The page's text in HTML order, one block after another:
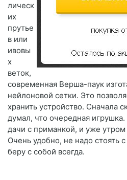
лическ
их
прутье
в или
ивовы
х
веток,
современная Верша-паук
нейлоновой сетки. Это
хранить устройство. Сначала
думал, что очередная
дачи с приманкой, и уже
Очень удобно, не надо стоять
беру с собой всегда.